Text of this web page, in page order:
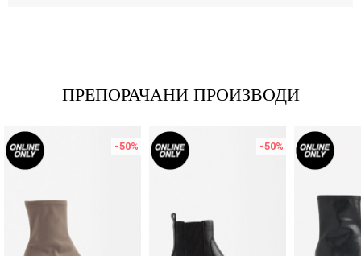
ПРЕПОРАЧАНИ ПРОИЗВОДИ
-50% -50%